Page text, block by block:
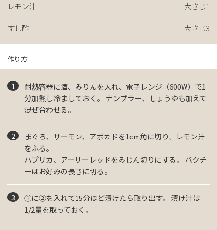
レモン汁 大さじ1
すし酢 大さじ3
作り方
耐熱容器に酒、みりんを入れ、電子レンジ（600W）で1
分加熱し冷ましておく。 ナンプラー、しょうゆも加えて
混ぜ合わせる。
まぐろ、サーモン、アボカドを1cm角に切り、レモン汁
をふる。
パプリカ、アーリーレッドをみじん切りにする。 パクチ
ーはお好みの長さに切る。
①に②を入れて15分ほど漬けたら取り出す。 漬け汁は
1/2量を取っておく。